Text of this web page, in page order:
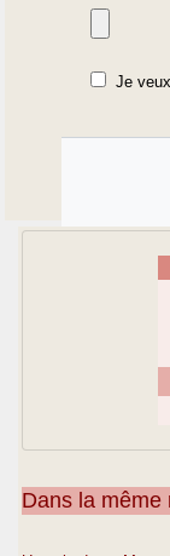
Je
Dans la même